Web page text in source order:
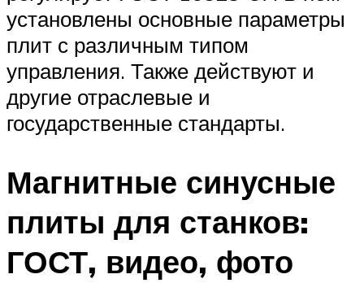
установлены основные параметры
плит с различным типом
управления. Также действуют и
другие отраслевые и
государственные стандарты.
Магнитные синусные
плиты для станков:
ГОСТ, видео, фото